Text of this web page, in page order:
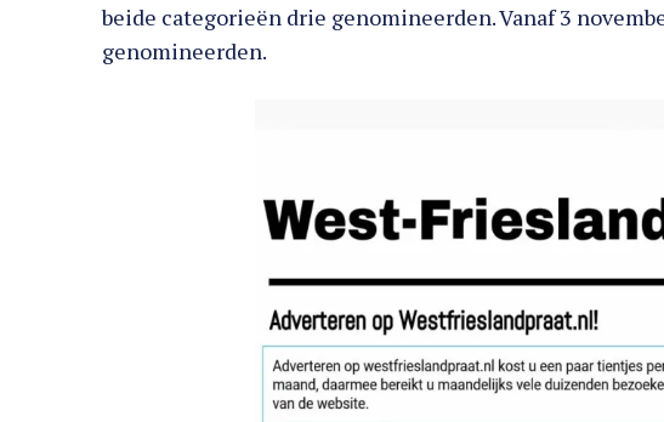
beide categorieën drie genomineerden. Vanaf 3
genomineerden.